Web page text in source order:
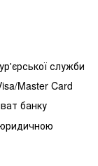
служби
Master Card
банку